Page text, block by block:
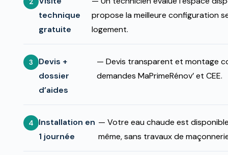
technique
gratuite
propose la meilleure configuration
logement.
Devis +
dossier
d’aides
— Devis transparent et montage
demandes MaPrimeRénov’ et CEE.
Installation en
1 journée
— Votre eau chaude est
même, sans travaux de